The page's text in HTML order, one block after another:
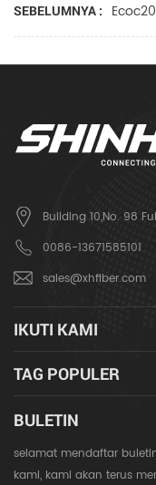
SEBELUMNYA :
Building 10,No. 98
0086-13671585101
sales@xhfiber.com
IKUTI KAMI
TAG POPULER
BULETIN
selamat mendaftar
kami, kami akan terus